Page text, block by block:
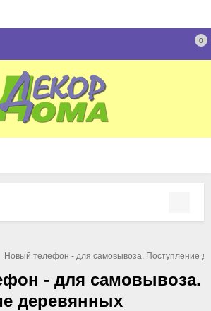
0
Новый телефон - для самовывоза. Поступление
- для самовывоза.
деревянных